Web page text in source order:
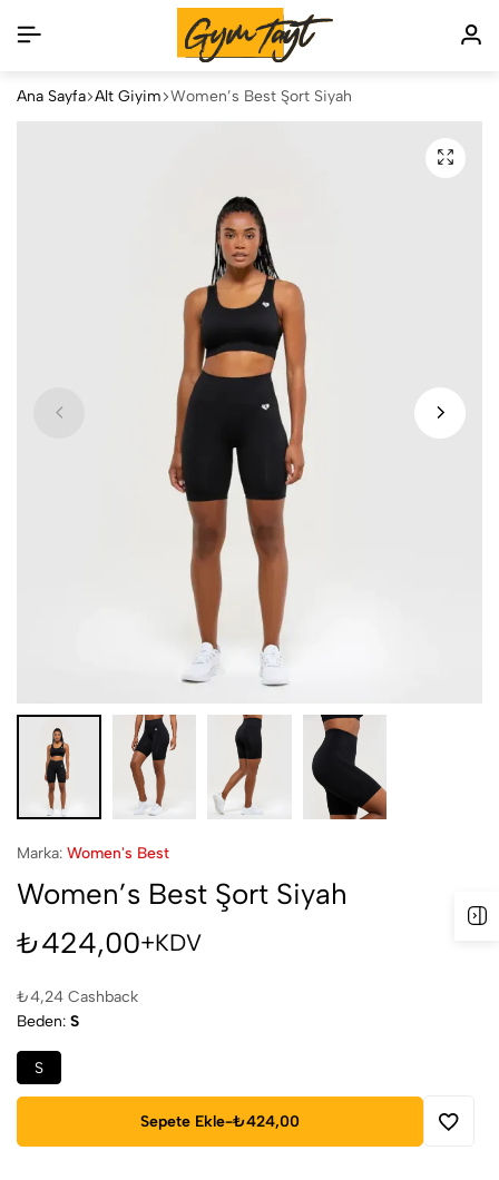
Ana Sayfa Alt Giyim Women’s Best Şort Siyah
Marka: Women's Best
Women’s Best Şort Siyah
₺424,00+KDV
₺4,24 Cashback
Beden S
S
Sepete Ekle-₺424,00